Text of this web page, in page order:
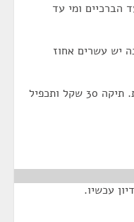
הברכיים ומי עד
יש עשרים אחוז
אתה מטיל את זה על הרשות המקומית. תיקה 30 שקל ותכפיל
עכשיו.